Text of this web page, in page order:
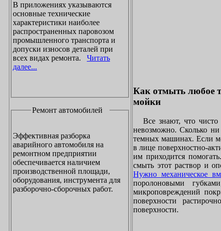
В приложениях указываются
основные технические
характеристики наиболее
распространенных паровозом
промышленного транспорта и
допуски износов деталей при
всех видах ремонта. Читать
далее...
Ремонт автомобилей
Эффективная разборка
аварийного автомобиля на
ремонтном предприятии
обеспечивается наличием
производственной площади,
оборудования, инструмента для
разборочно-сборочных работ.
Как отмыть любое
мойки
Все знают, что чисто
невозможно. Сколько
темных машинах. Если
в лице поверхностно-
им приходится
смыть этот раствор и
Нужно механическое
поролоновыми
микроповреждений
поверхности
поверхности.